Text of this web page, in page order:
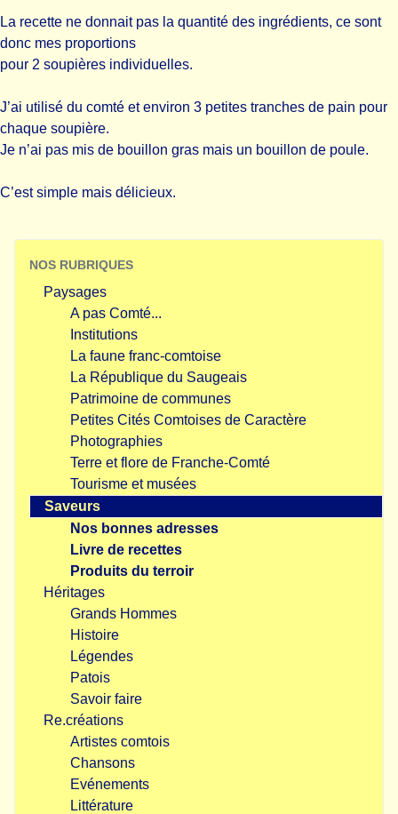
La recette ne donnait pas la quantité des ingrédients, ce sont
donc mes proportions
pour 2 soupières individuelles.
J’ai utilisé du comté et environ 3 petites tranches de pain pour
chaque soupière.
Je n’ai pas mis de bouillon gras mais un bouillon de poule.
C’est simple mais délicieux.
NOS RUBRIQUES
Paysages
A pas Comté...
Institutions
La faune franc-comtoise
La République du Saugeais
Patrimoine de communes
Petites Cités Comtoises de Caractère
Photographies
Terre et flore de Franche-Comté
Tourisme et musées
Saveurs
Nos bonnes adresses
Livre de recettes
Produits du terroir
Héritages
Grands Hommes
Histoire
Légendes
Patois
Savoir faire
Re.créations
Artistes comtois
Chansons
Evénements
Littérature